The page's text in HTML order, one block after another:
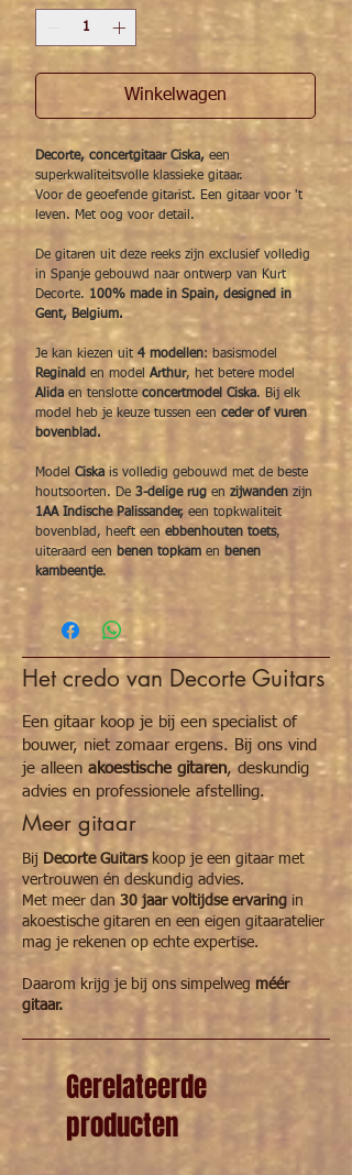
Winkelwagen
Decorte, concertgitaar Ciska, een
superkwaliteitsvolle klassieke gitaar.
Voor de geoefende gitarist. Een gitaar voor 't
leven. Met oog voor detail.
De gitaren uit deze reeks zijn exclusief volledig
in Spanje gebouwd naar ontwerp van Kurt
Decorte. 100% made in Spain, designed in
Gent, Belgium.
Je kan kiezen uit 4 modellen: basismodel
Reginald en model Arthur, het betere model
Alida en tenslotte concertmodel Ciska. Bij elk
model heb je keuze tussen een ceder of vuren
bovenblad.
Model Ciska is volledig gebouwd met de beste
houtsoorten. De 3-delige rugen zijwanden zijn
1AA Indische Palissander, een topkwaliteit
bovenblad, heeft een ebbenhouten toets,
uiteraard een benen topkam en benen
kambeentje.
Het credo van Decorte Guitars
Een gitaar koop je bij een specialist of
bouwer, niet zomaar ergens. Bij ons vind
je alleen akoestische gitaren, deskundig
advies en professionele afstelling.
Meer gitaar
Bij Decorte Guitarskoop je een gitaar met
vertrouwen én deskundig advies.
Met meer dan30 jaar voltijdse ervaring in
akoestische gitaren en een eigen gitaaratelier
mag je rekenen op echte expertise.
Daarom krijg je bij ons simpelweg méér
gitaar.
Gerelateerde
producten